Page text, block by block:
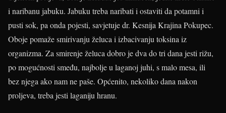
i naribanu jabuku. Jabuku treba naribati i ostaviti da potamni i
pusti sok, pa onda pojesti, savjetuje dr. Kesnija Krajina Pokupec.
Oboje pomaže smirivanju želuca i izbacivanju toksina iz
organizma. Za smirenje želuca dobro je dva do tri dana jesti rižu,
po mogućnosti smeđu, najbolje u laganoj juhi, s malo mesa, ili
bez njega ako nam ne paše. Općenito, nekoliko dana nakon
proljeva, treba jesti laganiju hranu.